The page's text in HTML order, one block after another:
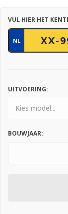
VUL HIER HET
NL
UITVOERING:
BOUWJAAR: